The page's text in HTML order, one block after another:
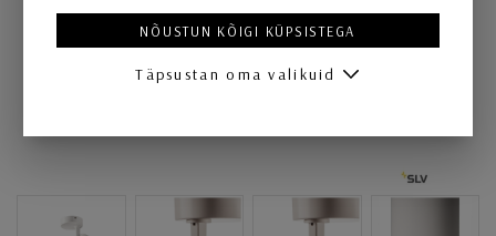
NÕUSTUN KÕIGI KÜPSISTEGA
Täpsustan oma valikuid